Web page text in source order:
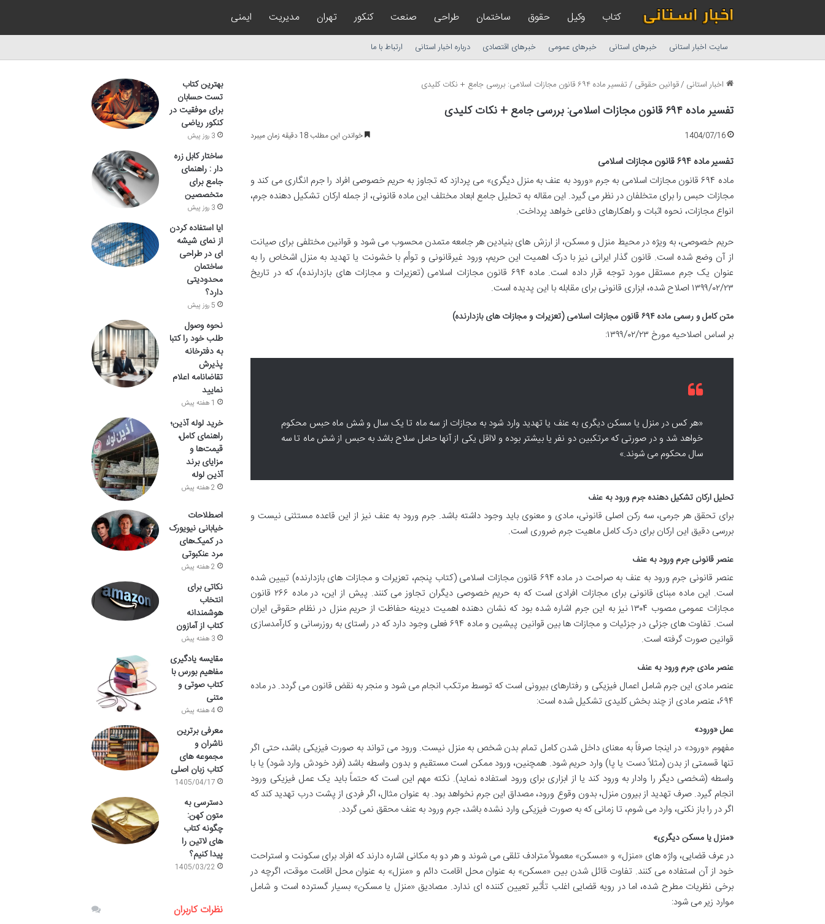
کتاب وکیل حقوق ساختمان طراحی صنعت کنکور تهران مدیریت ایمنی
سایت اخبار استانی خبرهای استانی خبرهای عمومی خبرهای اقتصادی درباره اخبار استانی ارتباط با ما
اخبار استانی /قوانین حقوقی /تفسیر ماده ۶۹۴ قانون مجازات اسلامی: بررسی جامع + نکات کلیدی
تفسیر ماده ۶۹۴ قانون مجازات اسلامی: بررسی جامع + نکات کلیدی
1404/07/16 خواندن این مطلب 18 دقیقه زمان میبرد
تفسیر ماده ۶۹۴ قانون مجازات اسلامی
ماده ۶۹۴ قانون مجازات اسلامی به جرم «ورود به عنف به منزل دیگری» می پردازد که تجاوز به حریم خصوصی افراد را جرم انگاری می کند و
مجازات حبس را برای متخلفان در نظر می گیرد. این مقاله به تحلیل جامع ابعاد مختلف این ماده قانونی، از جمله ارکان تشکیل دهنده جرم،
انواع مجازات، نحوه اثبات و راهکارهای دفاعی خواهد پرداخت.
حریم خصوصی، به ویژه در محیط منزل و مسکن، از ارزش های بنیادین هر جامعه متمدن محسوب می شود و قوانین مختلفی برای صیانت
از آن وضع شده است. قانون گذار ایرانی نیز با درک اهمیت این حریم، ورود غیرقانونی و توأم با خشونت یا تهدید به منزل اشخاص را به
عنوان یک جرم مستقل مورد توجه قرار داده است. ماده ۶۹۴ قانون مجازات اسلامی (تعزیرات و مجازات های بازدارنده)، که در تاریخ
۱۳۹۹/۰۲/۲۳ اصلاح شده، ابزاری قانونی برای مقابله با این پدیده است.
متن کامل و رسمی ماده ۶۹۴ قانون مجازات اسلامی (تعزیرات و مجازات های بازدارنده)
بر اساس اصلاحیه مورخ ۱۳۹۹/۰۲/۲۳:
«هر کس در منزل یا مسکن دیگری به عنف یا تهدید وارد شود به مجازات از سه ماه تا یک سال و شش ماه حبس محکوم
خواهد شد و در صورتی که مرتکبین دو نفر یا بیشتر بوده و لااقل یکی از آنها حامل سلاح باشد به حبس از شش ماه تا سه
سال محکوم می شوند.»
تحلیل ارکان تشکیل دهنده جرم ورود به عنف
برای تحقق هر جرمی، سه رکن اصلی قانونی، مادی و معنوی باید وجود داشته باشد. جرم ورود به عنف نیز از این قاعده مستثنی نیست و
بررسی دقیق این ارکان برای درک کامل ماهیت جرم ضروری است.
عنصر قانونی جرم ورود به عنف
عنصر قانونی جرم ورود به عنف به صراحت در ماده ۶۹۴ قانون مجازات اسلامی (کتاب پنجم، تعزیرات و مجازات های بازدارنده) تبیین شده
است. این ماده مبنای قانونی برای مجازات افرادی است که به حریم خصوصی دیگران تجاوز می کنند. پیش از این، در ماده ۲۶۶ قانون
مجازات عمومی مصوب ۱۳۰۴ نیز به این جرم اشاره شده بود که نشان دهنده اهمیت دیرینه حفاظت از حریم منزل در نظام حقوقی ایران
است. تفاوت های جزئی در جزئیات و مجازات ها بین قوانین پیشین و ماده ۶۹۴ فعلی وجود دارد که در راستای به روزرسانی و کارآمدسازی
قوانین صورت گرفته است.
عنصر مادی جرم ورود به عنف
عنصر مادی این جرم شامل اعمال فیزیکی و رفتارهای بیرونی است که توسط مرتکب انجام می شود و منجر به نقض قانون می گردد. در ماده
۶۹۴، عنصر مادی از چند بخش کلیدی تشکیل شده است:
عمل «ورود»
مفهوم «ورود» در اینجا صرفاً به معنای داخل شدن کامل تمام بدن شخص به منزل نیست. ورود می تواند به صورت فیزیکی باشد، حتی اگر
تنها قسمتی از بدن (مثلاً دست یا پا) وارد حریم شود. همچنین، ورود ممکن است مستقیم و بدون واسطه باشد (فرد خودش وارد شود) یا با
واسطه (شخصی دیگر را وادار به ورود کند یا از ابزاری برای ورود استفاده نماید). نکته مهم این است که حتماً باید یک عمل فیزیکی ورود
انجام گیرد. صرف تهدید از بیرون منزل، بدون وقوع ورود، مصداق این جرم نخواهد بود. به عنوان مثال، اگر فردی از پشت درب تهدید کند که
اگر در را باز نکنی، وارد می شوم، تا زمانی که به صورت فیزیکی وارد نشده باشد، جرم ورود به عنف محقق نمی گردد.
«منزل یا مسکن دیگری»
در عرف قضایی، واژه های «منزل» و «مسکن» معمولاً مترادف تلقی می شوند و هر دو به مکانی اشاره دارند که افراد برای سکونت و استراحت
خود از آن استفاده می کنند. تفاوت قائل شدن بین «مسکن» به عنوان محل اقامت دائم و «منزل» به عنوان محل اقامت موقت، اگرچه در
برخی نظریات مطرح شده، اما در رویه قضایی اغلب تأثیر تعیین کننده ای ندارد. مصادیق «منزل یا مسکن» بسیار گسترده است و شامل
موارد زیر می شود:
بهترین کتاب
تست حسابان
برای موفقیت در
کنکور ریاضی
3 روز پیش
ساختار کابل زره
دار : راهنمای
جامع برای
متخصصین
3 روز پیش
ایا استفاده کردن
از نمای شیشه
ای در طراحی
ساختمان
محدودیتی
دارد؟
5 روز پیش
نحوه وصول
طلب خود را کتبا
به دفترخانه
پذیرش
تقاضانامه اعلام
نمایید
1 هفته پیش
خرید لوله آذین؛
راهنمای کامل،
قیمت‌ها و
مزایای برند
آذین لوله
2 هفته پیش
اصطلاحات
خیابانی نیویورک
در کمیک‌های
مرد عنکبوتی
2 هفته پیش
نکاتی برای
انتخاب
هوشمندانه
کتاب از آمازون
3 هفته پیش
مقایسه یادگیری
مفاهیم بورس با
کتاب صوتی و
متنی
4 هفته پیش
معرفی برترین
ناشران و
مجموعه های
کتاب زبان اصلی
1405/04/17
دسترسی به
متون کهن:
چگونه کتاب
های لاتین را
پیدا کنیم؟
1405/03/22
نظرات کاربران